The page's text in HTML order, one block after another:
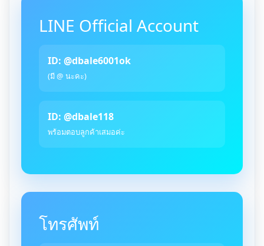
LINE Official Account
ID: @dbale6001ok
(มี @ นะคะ)
ID: @dbale118
พร้อมตอบลูกค้าเสมอค่ะ
โทรศัพท์